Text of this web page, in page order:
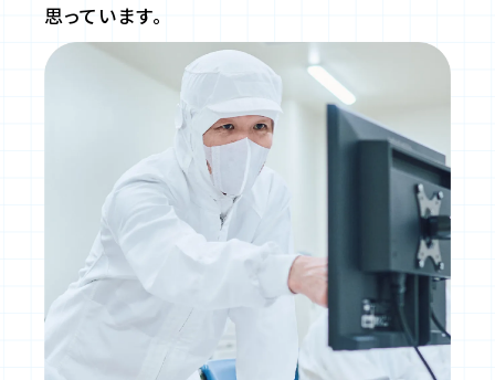
思っています。